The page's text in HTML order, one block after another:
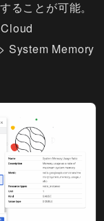
ることが可能。
System Memory